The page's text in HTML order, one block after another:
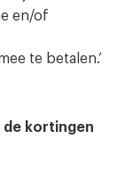
en/of
te betalen.’
de kortingen